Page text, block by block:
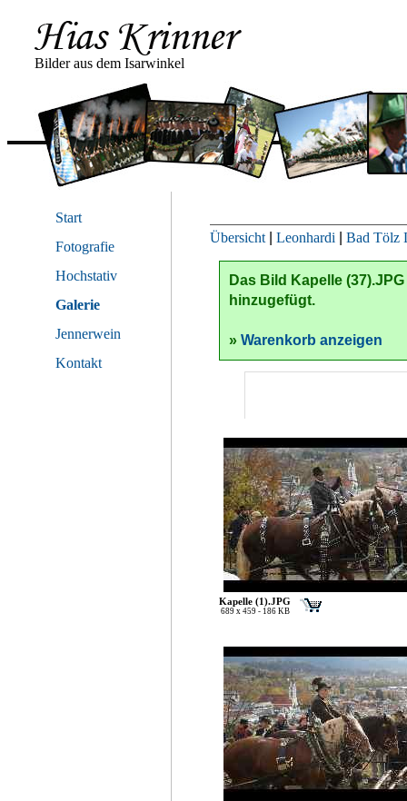
Bilder aus dem Isarwinkel
Start
Fotografie
Hochstativ
Galerie
Jennerwein
Kontakt
Übersicht Leonhardi Bad Tölz
Das Bild Kapelle (37).JPG
hinzugefügt.
» Warenkorb anzeigen
Kapelle (1).JPG
689 x 459 - 186 KB